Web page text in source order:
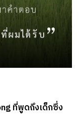
ที่พูดถึงเด็กซึ่ง